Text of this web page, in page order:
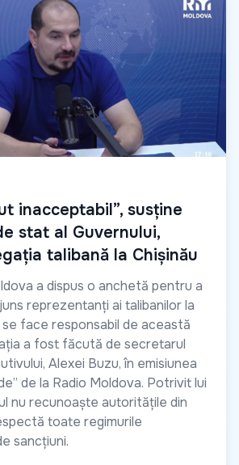
inacceptabil”, susține
stat al Guvernului,
talibană la Chișinău
a dispus o anchetă pentru a
reprezentanți ai talibanilor la
se face responsabil de această
a fost făcută de secretarul
Alexei Buzu, în emisiunea
de la Radio Moldova. Potrivit lui
nu recunoaște autoritățile din
toate regimurile
sancțiuni.